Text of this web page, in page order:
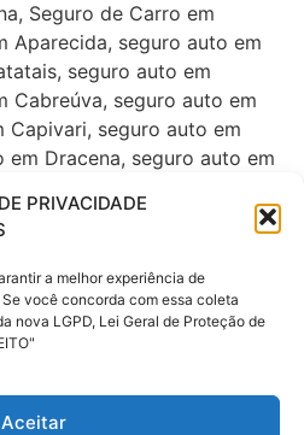
PRIVACIDADE
a melhor experiência de
você concorda com essa coleta
nova LGPD, Lei Geral de Proteção de
Aceitar
Seguro de Carro em
Aparecida, seguro auto em
seguro auto em
Cabreúva, seguro auto em
Capivari, seguro auto em
Dracena, seguro auto em
Ibiúna, seguro auto em
seguro auto em
seguro auto em
Itu, seguro auto em Jales,
auto em Lorena, seguro
auto em São Sebastião,
Corretora de seguros na zona
de seguros na zona norte